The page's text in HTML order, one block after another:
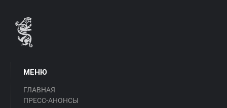
МЕНЮ
ГЛАВНАЯ
ПРЕСС-АНОНСЫ